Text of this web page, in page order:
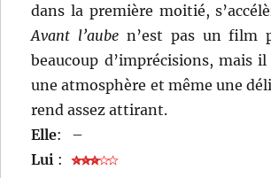
dans la première moitié,
Avant l’aube n’est pas un film
beaucoup d’imprécisions, mais
une atmosphère et même une
rend assez attirant.
Elle:
–
Lui :